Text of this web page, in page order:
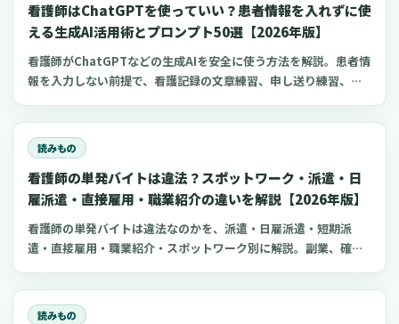
看護師はChatGPTを使っていい？患者情報を入れずに使
える生成AI活用術とプロンプト50選【2026年版】
看護師がChatGPTなどの生成AIを安全に使う方法を解説。患者情
報を入力しない前提で、看護記録の文章練習、申し送り練習、復
読みもの
看護師の単発バイトは違法？スポットワーク・派遣・日
雇派遣・直接雇用・職業紹介の違いを解説【2026年版】
看護師の単発バイトは違法なのかを、派遣・日雇派遣・短期派
遣・直接雇用・職業紹介・スポットワーク別に解説。副業、確定
点も整理します。
読みもの